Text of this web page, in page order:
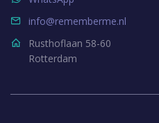
info@rememberme.nl
Rusthoflaan 58-60
Rotterdam